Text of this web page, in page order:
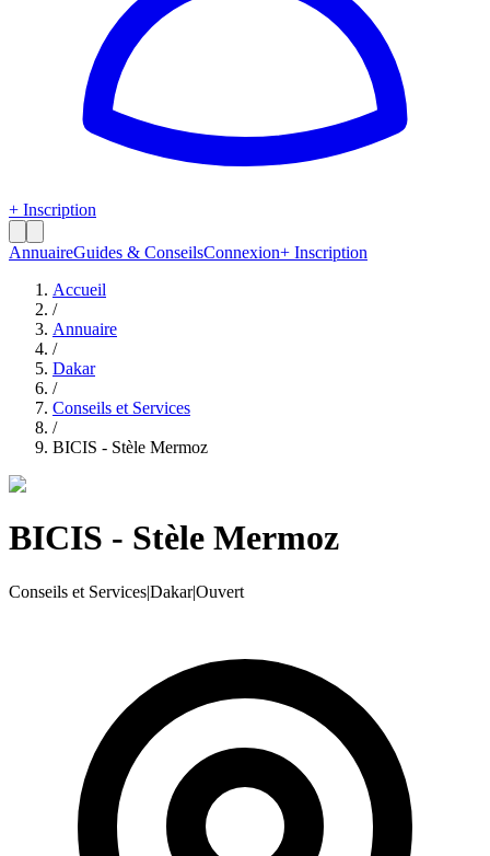
+ Inscription
AnnuaireGuides & ConseilsConnexion+ Inscription
Accueil
/
Annuaire
/
Dakar
/
Conseils et Services
/
BICIS - Stèle Mermoz
BICIS - Stèle Mermoz
Conseils et Services|Dakar|Ouvert